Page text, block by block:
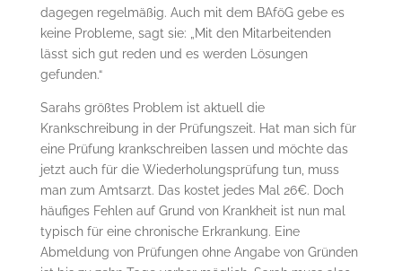
dagegen regelmäßig. Auch mit dem BAföG gebe es
keine Probleme, sagt sie: „Mit den Mitarbeitenden
lässt sich gut reden und es werden Lösungen
gefunden.“
Sarahs größtes Problem ist aktuell die
Krankschreibung in der Prüfungszeit. Hat man sich für
eine Prüfung krankschreiben lassen und möchte das
jetzt auch für die Wiederholungsprüfung tun, muss
man zum Amtsarzt. Das kostet jedes Mal 26€. Doch
häufiges Fehlen auf Grund von Krankheit ist nun mal
typisch für eine chronische Erkrankung. Eine
Abmeldung von Prüfungen ohne Angabe von Gründen